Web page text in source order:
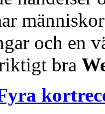
och en
bra